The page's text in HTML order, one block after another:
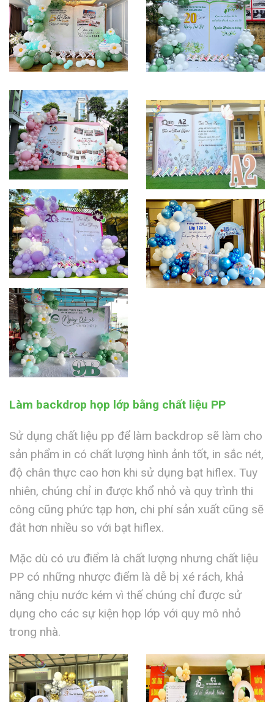
Làm backdrop họp lớp bằng chất liệu PP
Sử dụng chất liệu pp để làm backdrop sẽ làm cho
sản phẩm in có chất lượng hình ảnh tốt, in sắc nét,
độ chân thực cao hơn khi sử dụng bạt hiflex. Tuy
nhiên, chúng chỉ in được khổ nhỏ và quy trình thi
công cũng phức tạp hơn, chi phí sản xuất cũng sẽ
đắt hơn nhiều so với bạt hiflex.
Mặc dù có ưu điểm là chất lượng nhưng chất liệu
PP có những nhược điểm là dễ bị xé rách, khả
năng chịu nước kém vì thế chúng chỉ được sử
dụng cho các sự kiện họp lớp với quy mô nhỏ
trong nhà.